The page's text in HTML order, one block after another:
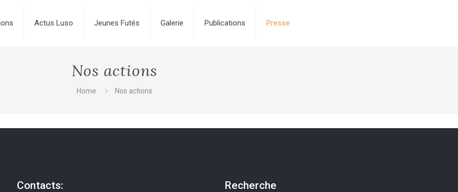
Actus Luso Jeunes Futés Galerie Publications Presse
Nos actions
Home Nos actions
Contacts: Recherche